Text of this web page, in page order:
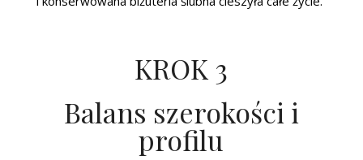
KROK 3
Balans szerokości i
profilu